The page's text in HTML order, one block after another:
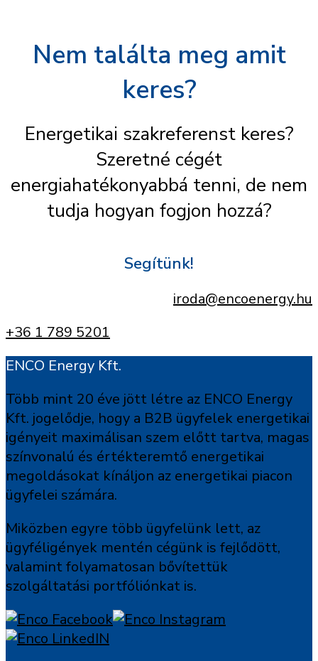
Nem találta meg amit
keres?
Energetikai szakreferenst keres?
Szeretné cégét
energiahatékonyabbá tenni, de nem
tudja hogyan fogjon hozzá?
Segítünk!
iroda@encoenergy.hu
+36 1 789 5201
ENCO Energy Kft.
Több mint 20 éve jött létre az ENCO Energy
Kft. jogelődje, hogy a B2B ügyfelek energetikai
igényeit maximálisan szem előtt tartva, magas
színvonalú és értékteremtő energetikai
megoldásokat kínáljon az energetikai piacon
ügyfelei számára.
Miközben egyre több ügyfelünk lett, az
ügyféligények mentén cégünk is fejlődött,
valamint folyamatosan bővítettük
szolgáltatási portfóliónkat is.